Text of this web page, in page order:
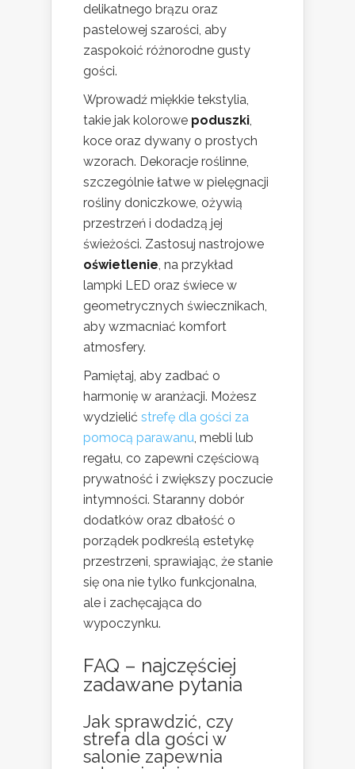
delikatnego brązu oraz
pastelowej szarości, aby
zaspokoić różnorodne gusty
gości.
Wprowadź miękkie tekstylia,
takie jak kolorowe poduszki,
koce oraz dywany o prostych
wzorach. Dekoracje roślinne,
szczególnie łatwe w pielęgnacji
rośliny doniczkowe, ożywią
przestrzeń i dodadzą jej
świeżości. Zastosuj nastrojowe
oświetlenie, na przykład
lampki LED oraz świece w
geometrycznych świecznikach,
aby wzmacniać komfort
atmosfery.
Pamiętaj, aby zadbać o
harmonię w aranżacji. Możesz
wydzielić strefę dla gości za
pomocą parawanu, mebli lub
regału, co zapewni częściową
prywatność i zwiększy poczucie
intymności. Staranny dobór
dodatków oraz dbałość o
porządek podkreślą estetykę
przestrzeni, sprawiając, że stanie
się ona nie tylko funkcjonalna,
ale i zachęcająca do
wypoczynku.
FAQ – najczęściej
zadawane pytania
Jak sprawdzić, czy
strefa dla gości w
salonie zapewnia